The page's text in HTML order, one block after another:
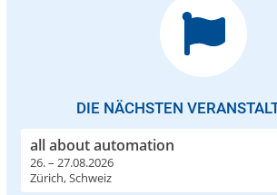
DIE NÄCHSTEN
all about automation
26. – 27.08.2026
Zürich, Schweiz